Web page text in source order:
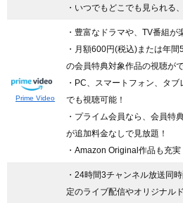
・いつでもどこでも見られる
Prime Video
・豊富なドラマや、TV番組が
・月額600円(税込)または年
の会員特典対象作品の視聴が
・PC、スマートフォン、タ
でも視聴可能！
・プライム会員なら、会員特
が追加料金なしで見放題！
・Amazon Original作品も充
・24時間3チャンネル放送同
定のライブ配信やオリジナル